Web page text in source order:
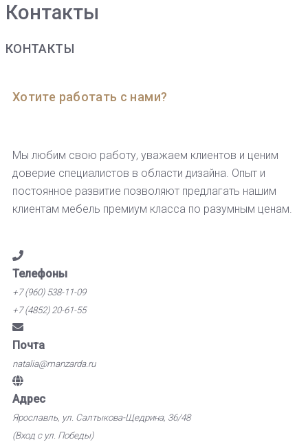
Контакты
КОНТАКТЫ
Хотите работать с нами?
Мы любим свою работу, уважаем клиентов и ценим
доверие специалистов в области дизайна. Опыт и
постоянное развитие позволяют предлагать нашим
клиентам мебель премиум класса по разумным ценам.
Телефоны
+7 (960) 538-11-09
+7 (4852) 20-61-55
Почта
natalia@manzarda.ru
Адрес
Ярославль, ул. Салтыкова-Щедрина, 36/48
(Вход с ул. Победы)